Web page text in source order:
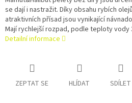
se dají i nastražit. Díky obsahu rybích
atraktivních přísad jsou vynikající
Mají rychlejší rozpad, podle teploty vody
Detailní informace
ZEPTAT SE HLÍDAT SDÍLET